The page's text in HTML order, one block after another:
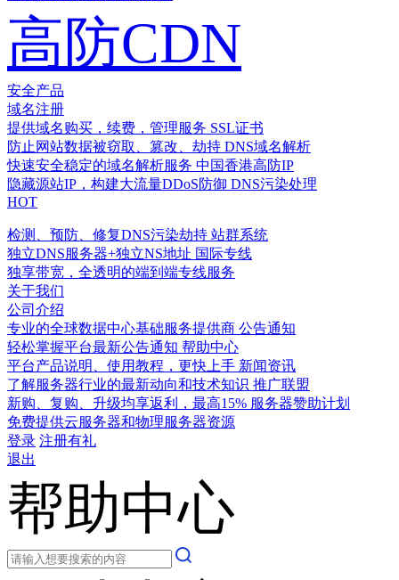
高防CDN
安全产品
域名注册
提供域名购买，续费，管理服务 SSL证书
防止网站数据被窃取、篡改、劫持 DNS域名解析
快速安全稳定的域名解析服务 中国香港高防IP
隐藏源站IP，构建大流量DDoS防御 DNS污染处理
HOT
检测、预防、修复DNS污染劫持 站群系统
独立DNS服务器+独立NS地址 国际专线
独享带宽，全透明的端到端专线服务
关于我们
公司介绍
专业的全球数据中心基础服务提供商 公告通知
轻松掌握平台最新公告通知 帮助中心
平台产品说明、使用教程，更快上手 新闻资讯
了解服务器行业的最新动向和技术知识 推广联盟
新购、复购、升级均享返利，最高15% 服务器赞助计划
免费提供云服务器和物理服务器资源
登录 注册有礼
退出
帮助中心